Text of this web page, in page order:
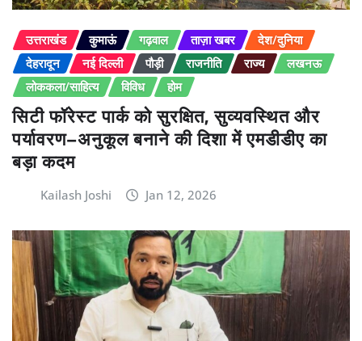
उत्तराखंड कुमाऊं गढ़वाल ताज़ा खबर
देश/दुनिया
देहरादून
नई दिल्ली पौड़ी राजनीति राज्य
लखनऊ
लोककला/साहित्य
विविध होम
सिटी फॉरेस्ट पार्क को सुरक्षित, सुव्यवस्थित और
पर्यावरण–अनुकूल बनाने की दिशा में एमडीडीए का
बड़ा कदम
Kailash Joshi Jan 12, 2026